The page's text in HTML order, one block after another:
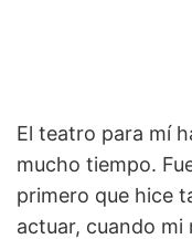
El teatro para mí
mucho tiempo.
primero que hice
actuar, cuando mi